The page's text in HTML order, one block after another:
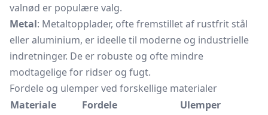
valnød er populære valg.
Metal: Metaltopplader, ofte fremstillet af rustfrit stål
eller aluminium, er ideelle til moderne og industrielle
indretninger. De er robuste og ofte mindre
modtagelige for ridser og fugt.
Fordele og ulemper ved forskellige materialer
Materiale
Fordele Ulemper